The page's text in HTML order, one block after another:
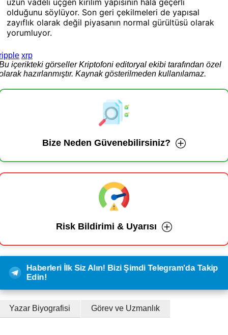
uzun vadeli üçgen kırılım yapısının hala geçerli
olduğunu söylüyor. Son geri çekilmeleri de yapısal
zayıflık olarak değil piyasanın normal gürültüsü olarak
yorumluyor.
xrp
içerikteki görseller Kriptofoni editoryal ekibi tarafından özel
hazırlanmıştır. Kaynak gösterilmeden kullanılamaz.
Bize Neden Güvenebilirsiniz?
Risk Bildirimi & Uyarısı
Haberleri İlk Siz Alın! Bizi Şimdi Telegram'da Takip
Edin!
Yazar Biyografisi Görev ve Uzmanlık